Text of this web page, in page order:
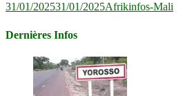
31/01/202531/01/2025Afrikinfos-Mali
Dernières Infos